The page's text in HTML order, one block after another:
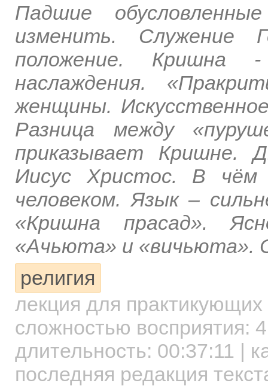
Падшие
изменить. Служение
положение. Кришна
наслаждения.
женщины.
Разница между
приказывает Кришне.
Иисус Христос. В
человеком. Язык –
«Кришна прасад».
«Ачьюта» и «вичьюта».
религия
лекция для практикующих
сложностью восприятия: 4
длительность: 00:37:11 |
последняя редакция